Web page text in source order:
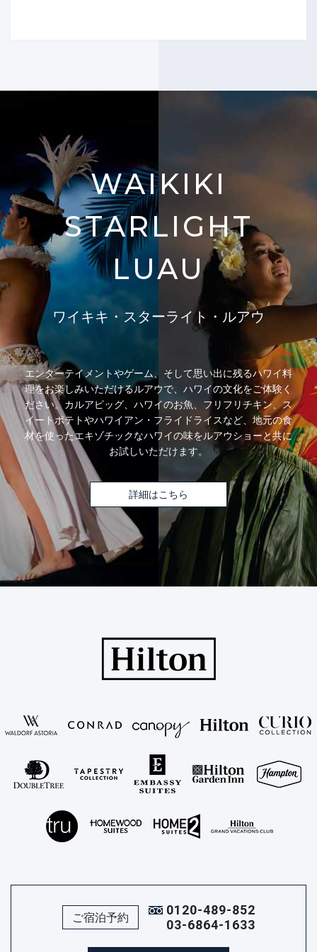
WAIKIKI
STARLIGHT
LUAU
ワイキキ・スターライト・ルアウ
エンターテイメントやゲーム、そして思い出に残るハワイ料
理をお楽しみいただけるルアウで、ハワイの文化をご体験く
ださい。カルアピッグ、ハワイのお魚、フリフリチキン、ス
イートポテトやハワイアン・フライドライスなど、地元の食
材を使ったエキゾチックなハワイの味をルアウショーと共に
お試しいただけます。
詳細はこちら
ご宿泊予約
0120-489-852
03-6864-1633